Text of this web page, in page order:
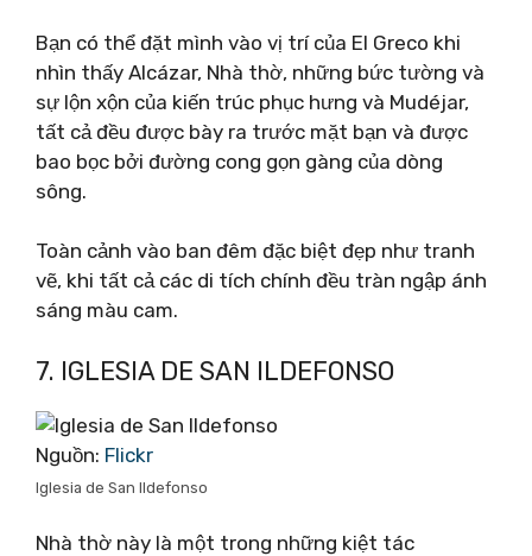
Bạn có thể đặt mình vào vị trí của El Greco khi
nhìn thấy Alcázar, Nhà thờ, những bức tường và
sự lộn xộn của kiến ​​trúc phục hưng và Mudéjar,
tất cả đều được bày ra trước mặt bạn và được
bao bọc bởi đường cong gọn gàng của dòng
sông.
Toàn cảnh vào ban đêm đặc biệt đẹp như tranh
vẽ, khi tất cả các di tích chính đều tràn ngập ánh
sáng màu cam.
7. IGLESIA DE SAN ILDEFONSO
Nguồn: Flickr
Iglesia de San Ildefonso
Nhà thờ này là một trong những kiệt tác